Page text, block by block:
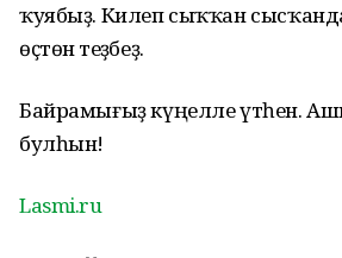
ҡуябыҙ. Килеп сыҡҡан
өҫтөнә теҙәбеҙ.
Байрамығыҙ күңелле үтһен.
булһын!
Lasmi.ru